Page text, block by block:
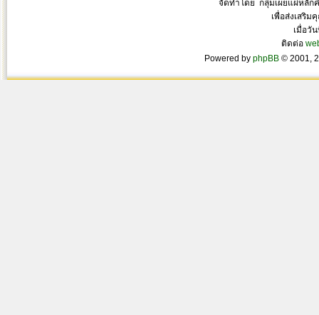
จัดทำโดย กลุ่มเผยแผ่หลัก
เพื่อส่งเสริม
เมื่อวั
ติดต่อ
Powered by phpBB © 2001,